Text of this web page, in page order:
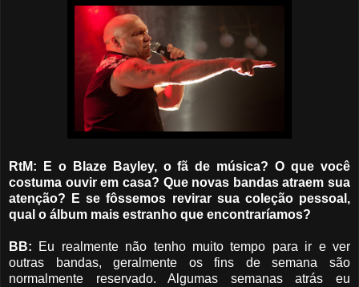
RtM: E o Blaze Bayley, o fã de música? O que você
costuma ouvir em casa? Que novas bandas atraem sua
atenção? E se fôssemos revirar sua coleção pessoal,
qual o álbum mais estranho que encontraríamos?
BB: Eu realmente não tenho muito tempo para ir e ver
outras bandas, geralmente os fins de semana são
normalmente reservado. Algumas semanas atrás eu